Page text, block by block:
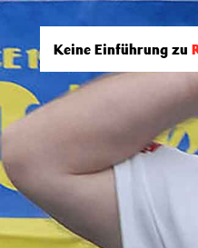
Keine Einführung zu